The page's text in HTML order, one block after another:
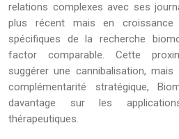
relations complexes avec ses
plus récent mais en croissance
spécifiques de la recherche
factor comparable. Cette
suggérer une cannibalisation, mais
complémentarité stratégique,
davantage sur les
thérapeutiques.